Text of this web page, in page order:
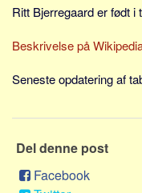
Steder
Webstedet
Forhistorien
Redigering
Ritt Bjerregaard er født i
Beskrivelse på
Seneste opdatering af
Del denne post
Facebook